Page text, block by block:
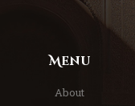
Menu
About